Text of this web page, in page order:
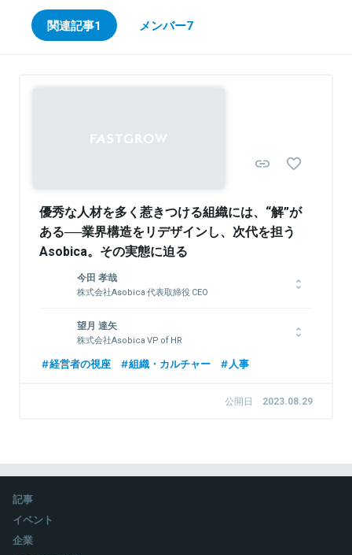
関連記事1 メンバー7
優秀な人材を多く惹きつける組織には、“解”が
ある──業界構造をリデザインし、次代を担う
Asobica。その実態に迫る
今田 孝哉
株式会社Asobica 代表取締役 CEO
及び、社内の歴代記録を更新し(当時)最年少昇格を達成。CS領
域におけるSaaSの立ち上げに従事し、多くの会社のカスタマー
サクセス部門を支援。その後株式会社Asobicaを創業し、ロイヤ
ル顧客プラットフォーム「coorum」をリリース。2019年4月には
望月 達矢
株式会社Asobica VP of HR
大学卒業後、新卒でアフラック生命保険株式会社に入社。その
広い人事機能（人事制度企画・HRBP・組織開発・人事労務）およ
を牽引。2023年4月に株式会社Asobicaに入社し、人事・広報領
域の統括を担当している。
経営者の視座 組織・カルチャー 人事
公開日 2023.08.29
記事
イベント
企業